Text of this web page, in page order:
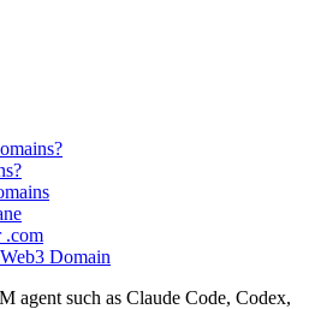
.com
Domain
agent such as Claude Code, Codex,